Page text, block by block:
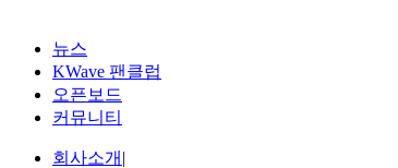
뉴스
KWave 팬클럽
오픈보드
커뮤니티
회사소개 |